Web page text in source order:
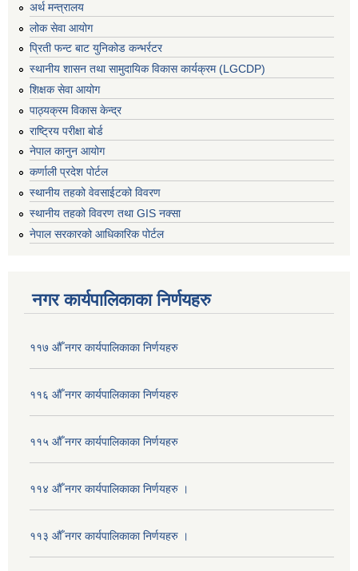
अर्थ मन्त्रालय
लोक सेवा आयोग
प्रिती फन्ट बाट युनिकोड कन्भर्रटर
स्थानीय शासन तथा सामुदायिक विकास कार्यक्रम (LGCDP)
शिक्षक सेवा आयोग
पाठ्यक्रम विकास केन्द्र
राष्ट्रिय परीक्षा बोर्ड
नेपाल कानुन आयोग
कर्णाली प्रदेश पोर्टल
स्थानीय तहको वेवसाईटको विवरण
स्थानीय तहको विवरण तथा GIS नक्सा
नेपाल सरकारको आधिकारिक पोर्टल
नगर कार्यपालिकाका निर्णयहरु
११७ औँ नगर कार्यपालिकाका निर्णयहरु
११६ औँ नगर कार्यपालिकाका निर्णयहरु
११५ औँ नगर कार्यपालिकाका निर्णयहरु
११४ औँ नगर कार्यपालिकाका निर्णयहरु ।
११३ औँ नगर कार्यपालिकाका निर्णयहरु ।